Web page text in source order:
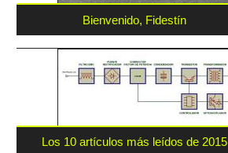
Bienvenido, Fidestín
Los 10 artículos más leídos de 2015